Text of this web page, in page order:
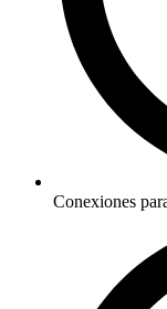
Conexiones